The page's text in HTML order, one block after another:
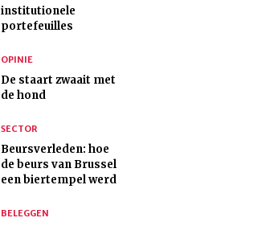
institutionele
portefeuilles
OPINIE
De staart zwaait met
de hond
SECTOR
Beursverleden: hoe
de beurs van Brussel
een biertempel werd
BELEGGEN